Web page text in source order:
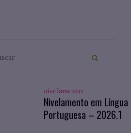
nivelamento
Nivelamento em Língua
Portuguesa – 2026.1